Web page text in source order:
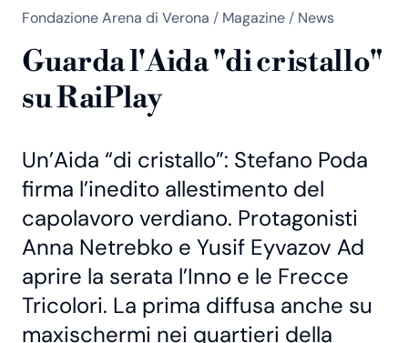
Fondazione Arena di Verona / Magazine / News
Guarda l'Aida "di cristallo"
su RaiPlay
Un’Aida “di cristallo”: Stefano Poda
firma l’inedito allestimento del
capolavoro verdiano. Protagonisti
Anna Netrebko e Yusif Eyvazov Ad
aprire la serata l’Inno e le Frecce
Tricolori. La prima diffusa anche su
maxischermi nei quartieri della